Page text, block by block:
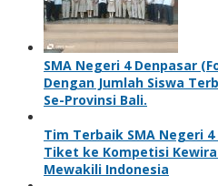
SMA Negeri 4 Denpasar
Dengan Jumlah Siswa
Se-Provinsi Bali.
Tim Terbaik SMA Negeri
Tiket ke Kompetisi
Mewakili Indonesia